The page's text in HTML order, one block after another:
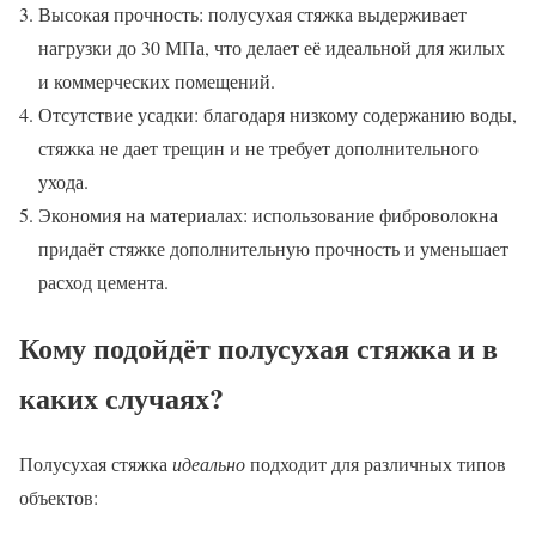
Высокая прочность: полусухая стяжка выдерживает
нагрузки до 30 МПа, что делает её идеальной для жилых
и коммерческих помещений.
Отсутствие усадки: благодаря низкому содержанию воды,
стяжка не дает трещин и не требует дополнительного
ухода.
Экономия на материалах: использование фиброволокна
придаёт стяжке дополнительную прочность и уменьшает
расход цемента.
Кому подойдёт полусухая стяжка и в
каких случаях?
Полусухая стяжка идеальноподходит для различных типов
объектов: